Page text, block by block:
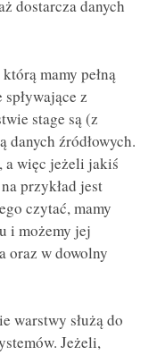
dostarcza danych
mamy pełną
z
stage są (z
danych źródłowych.
a więc jeżeli jakiś
przykład jest
czytać, mamy
i możemy jej
oraz w dowolny
warstwy służą do
Jeżeli,